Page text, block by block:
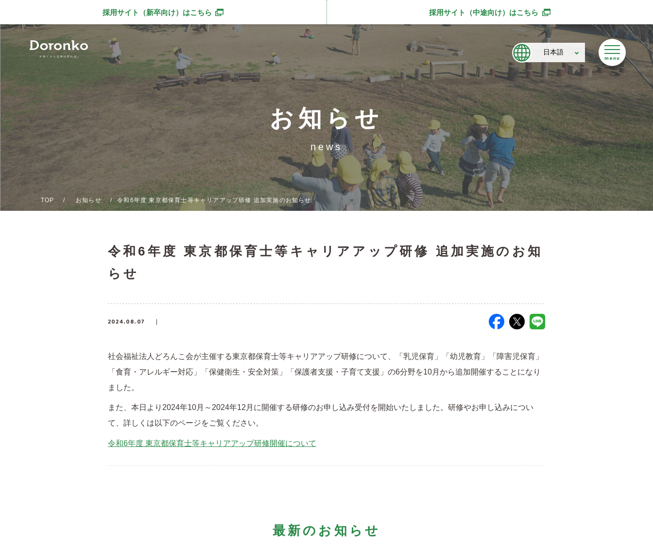
採用サイト（新卒向け） はこちら
別ウィンドウで開きます 採用サイト（中途向け） はこちら
別ウィンドウで開きます
日本語
お知らせ
news
TOP お知らせ 令和6年度 東京都保育士等キャリアアップ研修 追加実施のお知らせ
令和6年度 東京都保育士等キャリアアップ研修 追加実施のお知
らせ
2024.08.07
社会福祉法人どろんこ会が主催する東京都保育士等キャリアアップ研修について、「乳児保育」「幼児教育」「障害児保育」
「食育・アレルギー対応」「保健衛生・安全対策」「保護者支援・子育て支援」の6分野を10月から追加開催することになり
ました。
また、本日より2024年10月～2024年12月に開催する研修のお申し込み受付を開始いたしました。研修やお申し込みについ
て、詳しくは以下のページをご覧ください。
令和6年度 東京都保育士等キャリアアップ研修開催について
最新のお知らせ